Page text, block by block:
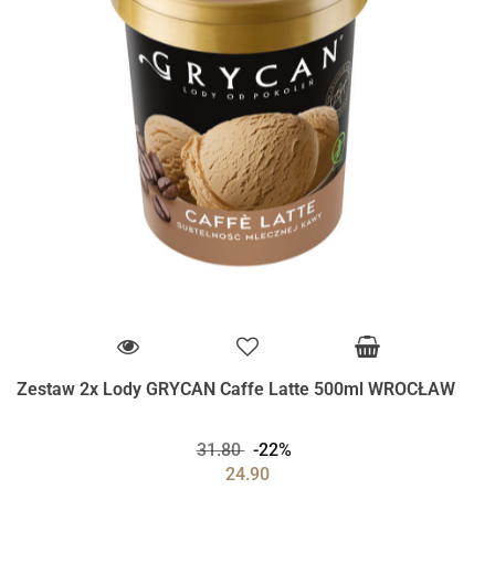
Zestaw 2x Lody GRYCAN Caffe Latte 500ml WROCŁAW
31.80
-22%
24.90